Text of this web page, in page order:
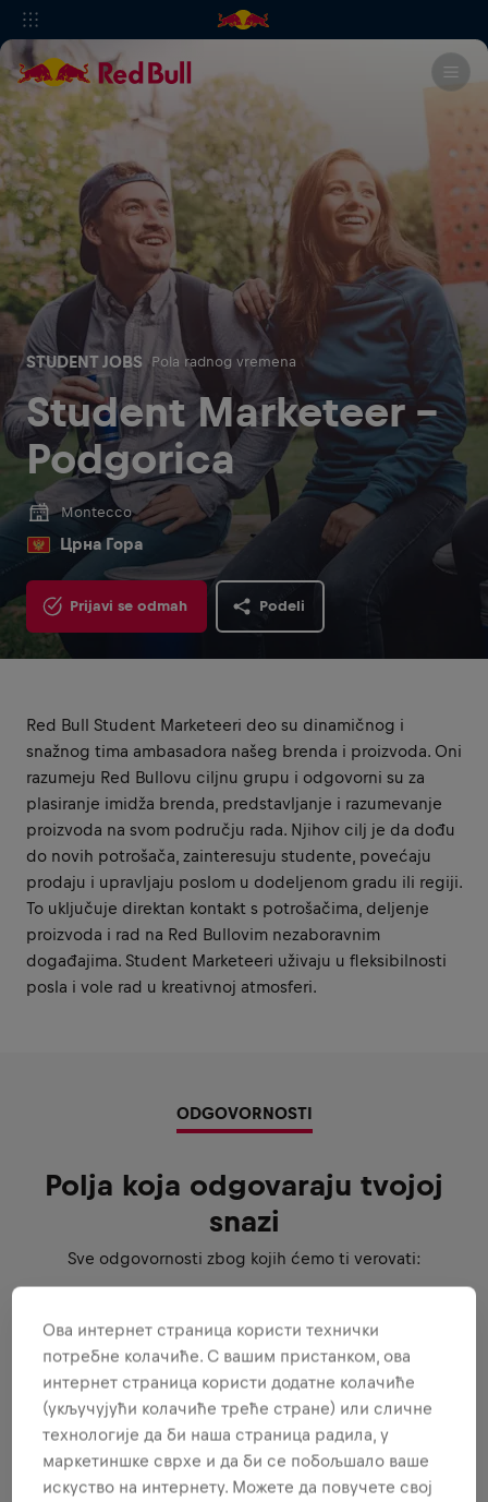
STUDENT JOBS Pola radnog vremena
Student Marketeer -
Podgorica
Montecco
Црна Гора
Prijavi se odmah Podeli
Red Bull Student Marketeeri deo su dinamičnog i
snažnog tima ambasadora našeg brenda i proizvoda. Oni
razumeju Red Bullovu ciljnu grupu i odgovorni su za
plasiranje imidža brenda, predstavljanje i razumevanje
proizvoda na svom području rada. Njihov cilj je da dođu
do novih potrošača, zainteresuju studente, povećaju
prodaju i upravljaju poslom u dodeljenom gradu ili regiji.
To uključuje direktan kontakt s potrošačima, deljenje
proizvoda i rad na Red Bullovim nezaboravnim
događajima. Student Marketeeri uživaju u fleksibilnosti
posla i vole rad u kreativnoj atmosferi.
ODGOVORNOSTI
Polja koja odgovaraju tvojoj
snazi
Sve odgovornosti zbog kojih ćemo ti verovati:
BUDI AMBASADOR BRENDA I
PROIZVODA
IZVRSNOST U POSLU
Ова интернет страница користи технички
потребне колачиће. С вашим пристанком, ова
интернет страница користи додатне колачиће
(укључујући колачиће треће стране) или сличне
технологије да би наша страница радила, у
маркетиншке сврхе и да би се побољшало ваше
искуство на интернету. Можете да повучете свој